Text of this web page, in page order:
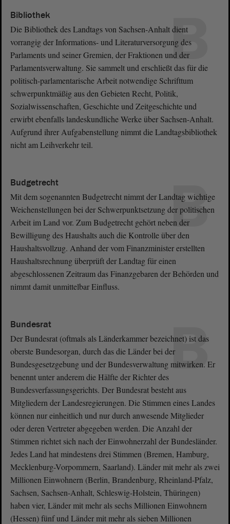
B
Bibliothek
Die Bibliothek des Landtags von Sachsen-Anhalt dient
vorrangig der Informations- und Literaturversorgung des
Parlaments und seiner Gremien, der Fraktionen und der
Parlamentsverwaltung. Sie sammelt und erschließt das für die
politisch-parlamentarische Arbeit notwendige Schrifttum
schwerpunktmäßig aus den Gebieten Recht, Politik,
Sozialwissenschaften, Geschichte und Zeitgeschichte und
erwirbt ebenfalls landeskundliche Werke über Sachsen-Anhalt.
Aufgrund ihrer Aufgabenstellung nimmt die Landtagsbibliothek
nicht am Leihverkehr teil.
B
Budgetrecht
Mit dem sogenannten Budgetrecht nimmt der Landtag wichtige
Weichenstellungen bei der Schwerpunktsetzung der politischen
Arbeit im Land vor. Zum Budgetrecht gehört neben der
Bewilligung des Haushalts auch die Kontrolle über den
Haushaltsvollzug. Anhand der vom Finanzminister erstellten
Haushaltsrechnung überprüft der Landtag für einen
abgeschlossenen Zeitraum das Finanzgebaren der Behörden und
nimmt damit unmittelbar Einfluss.
B
Bundesrat
Der Bundesrat (oftmals als Länderkammer bezeichnet) ist das
oberste Bundesorgan, durch das die Länder bei der
Bundesgesetzgebung und der Bundesverwaltung mitwirken. Er
benennt unter anderem die Hälfte der Richter des
Bundesverfassungsgerichts. Der Bundesrat besteht aus
Mitgliedern der Landesregierungen. Die Stimmen eines Landes
können nur einheitlich und nur durch anwesende Mitglieder
oder deren Vertreter abgegeben werden. Die Anzahl der
Stimmen richtet sich nach der Einwohnerzahl der Bundesländer.
Jedes Land hat mindestens drei Stimmen (Bremen, Hamburg,
Mecklenburg-Vorpommern, Saarland). Länder mit mehr als zwei
Millionen Einwohnern (Berlin, Brandenburg, Rheinland-Pfalz,
Sachsen, Sachsen-Anhalt, Schleswig-Holstein, Thüringen)
haben vier, Länder mit mehr als sechs Millionen Einwohnern
(Hessen) fünf und Länder mit mehr als sieben Millionen